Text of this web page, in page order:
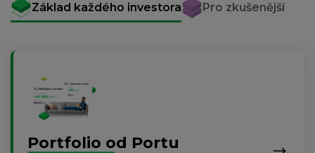
Základ každého investora Pro zkušenější
Portfolio od Portu